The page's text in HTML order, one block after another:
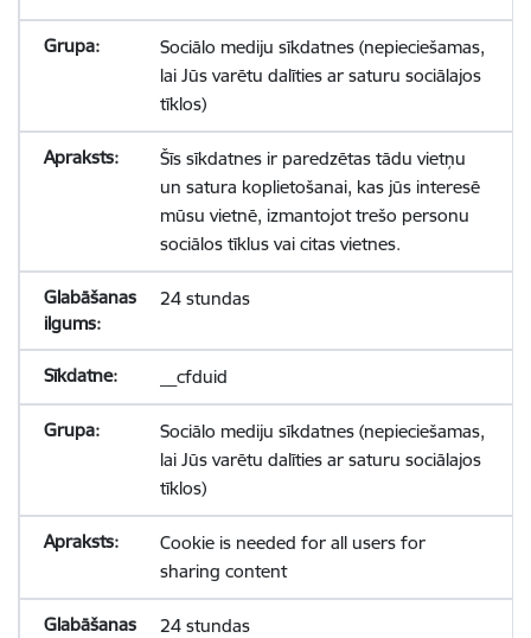
Sociālo mediju sīkdatnes (nepieciešamas,
lai Jūs varētu dalīties ar saturu sociālajos
tīklos)
Šīs sīkdatnes ir paredzētas tādu vietņu
un satura koplietošanai, kas jūs interesē
mūsu vietnē, izmantojot trešo personu
sociālos tīklus vai citas vietnes.
24 stundas
__cfduid
Sociālo mediju sīkdatnes (nepieciešamas,
lai Jūs varētu dalīties ar saturu sociālajos
tīklos)
Cookie is needed for all users for
sharing content
24 stundas